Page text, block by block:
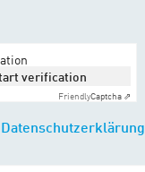
verification
FriendlyCaptcha ⇗
Datenschutzerklärung